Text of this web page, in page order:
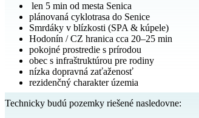
len 5 min od mesta Senica
plánovaná cyklotrasa do Senice
Smrdáky v blízkosti (SPA & kúpele)
Hodonín / CZ hranica cca 20–25 min
pokojné prostredie s prírodou
obec s infraštruktúrou pre rodiny
nízka dopravná zaťaženosť
rezidenčný charakter územia
Technicky budú pozemky riešené nasledovne: